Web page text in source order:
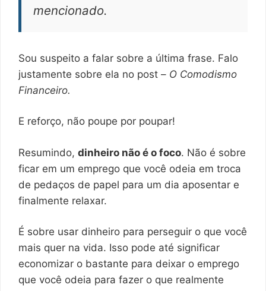
mencionado.
Sou suspeito a falar sobre a última frase. Falo
justamente sobre ela no post – O Comodismo
Financeiro.
E reforço, não poupe por poupar!
Resumindo, dinheiro não é o foco. Não é sobre
ficar em um emprego que você odeia em troca
de pedaços de papel para um dia aposentar e
finalmente relaxar.
É sobre usar dinheiro para perseguir o que você
mais quer na vida. Isso pode até significar
economizar o bastante para deixar o emprego
que você odeia para fazer o que realmente